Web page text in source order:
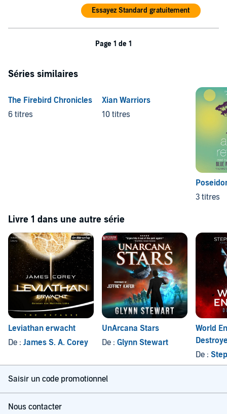
Essayez Standard gratuitement
Page 1 de 1
Séries similaires
The Firebird Chronicles
6 titres
Xian Warriors
10 titres
3 titres
Livre 1 dans une autre série
Leviathan erwacht
De : James S. A. Corey
UnArcana Stars
De : Glynn Stewart
World
De :
Saisir un code promotionnel
Nous contacter